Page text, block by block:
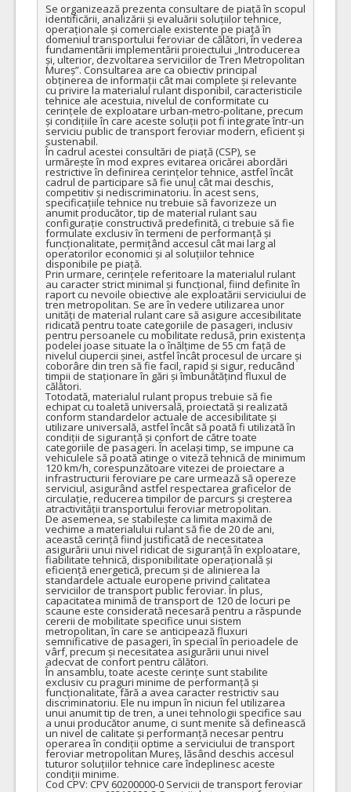
Se organizează prezenta consultare de piață în scopul
identificării, analizării și evaluării soluțiilor tehnice,
operaționale și comerciale existente pe piață în
domeniul transportului feroviar de călători, în vederea
fundamentării implementării proiectului „Introducerea
și, ulterior, dezvoltarea serviciilor de Tren Metropolitan
Mureș”. Consultarea are ca obiectiv principal
obținerea de informații cât mai complete și relevante
cu privire la materialul rulant disponibil, caracteristicile
tehnice ale acestuia, nivelul de conformitate cu
cerințele de exploatare urban-metro-politane, precum
și condițiile în care aceste soluții pot fi integrate într-un
serviciu public de transport feroviar modern, eficient și
sustenabil.
În cadrul acestei consultări de piață (CSP), se
urmărește în mod expres evitarea oricărei abordări
restrictive în definirea cerințelor tehnice, astfel încât
cadrul de participare să fie unul cât mai deschis,
competitiv și nediscriminatoriu. În acest sens,
specificațiile tehnice nu trebuie să favorizeze un
anumit producător, tip de material rulant sau
configurație constructivă predefinită, ci trebuie să fie
formulate exclusiv în termeni de performanță și
funcționalitate, permițând accesul cât mai larg al
operatorilor economici și al soluțiilor tehnice
disponibile pe piață.
Prin urmare, cerințele referitoare la materialul rulant
au caracter strict minimal și funcțional, fiind definite în
raport cu nevoile obiective ale exploatării serviciului de
tren metropolitan. Se are în vedere utilizarea unor
unități de material rulant care să asigure accesibilitate
ridicată pentru toate categoriile de pasageri, inclusiv
pentru persoanele cu mobilitate redusă, prin existența
podelei joase situate la o înălțime de 55 cm față de
nivelul ciupercii șinei, astfel încât procesul de urcare și
coborâre din tren să fie facil, rapid și sigur, reducând
timpii de staționare în gări și îmbunătățind fluxul de
călători.
Totodată, materialul rulant propus trebuie să fie
echipat cu toaletă universală, proiectată și realizată
conform standardelor actuale de accesibilitate și
utilizare universală, astfel încât să poată fi utilizată în
condiții de siguranță și confort de către toate
categoriile de pasageri. În același timp, se impune ca
vehiculele să poată atinge o viteză tehnică de minimum
120 km/h, corespunzătoare vitezei de proiectare a
infrastructurii feroviare pe care urmează să opereze
serviciul, asigurând astfel respectarea graficelor de
circulație, reducerea timpilor de parcurs și creșterea
atractivității transportului feroviar metropolitan.
De asemenea, se stabilește ca limita maximă de
vechime a materialului rulant să fie de 20 de ani,
această cerință fiind justificată de necesitatea
asigurării unui nivel ridicat de siguranță în exploatare,
fiabilitate tehnică, disponibilitate operațională și
eficiență energetică, precum și de alinierea la
standardele actuale europene privind calitatea
serviciilor de transport public feroviar. În plus,
capacitatea minimă de transport de 120 de locuri pe
scaune este considerată necesară pentru a răspunde
cererii de mobilitate specifice unui sistem
metropolitan, în care se anticipează fluxuri
semnificative de pasageri, în special în perioadele de
vârf, precum și necesitatea asigurării unui nivel
adecvat de confort pentru călători.
În ansamblu, toate aceste cerințe sunt stabilite
exclusiv cu praguri minime de performanță și
funcționalitate, fără a avea caracter restrictiv sau
discriminatoriu. Ele nu impun în niciun fel utilizarea
unui anumit tip de tren, a unei tehnologii specifice sau
a unui producător anume, ci sunt menite să definească
un nivel de calitate și performanță necesar pentru
operarea în condiții optime a serviciului de transport
feroviar metropolitan Mureș, lăsând deschis accesul
tuturor soluțiilor tehnice care îndeplinesc aceste
condiții minime.
Cod CPV: CPV 60200000-0 Servicii de transport feroviar